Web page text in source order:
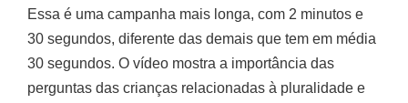
Essa é uma campanha mais longa, com 2 minutos e
30 segundos, diferente das demais que tem em média
30 segundos. O vídeo mostra a importância das
perguntas das crianças relacionadas à pluralidade e